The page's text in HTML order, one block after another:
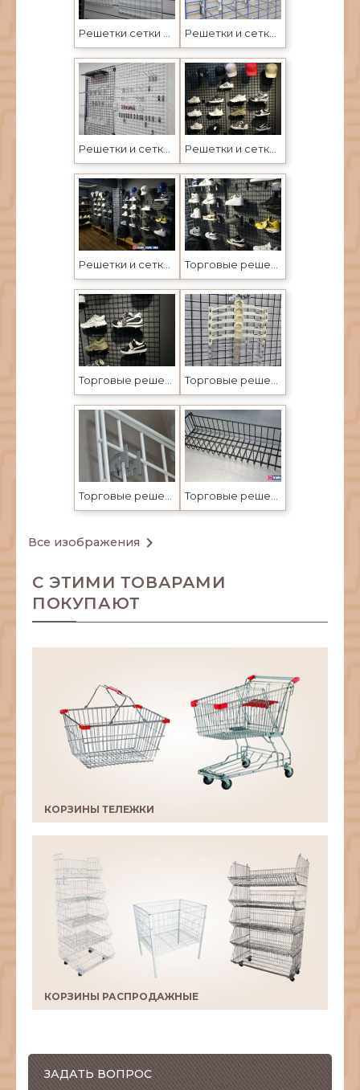
Решетки сетки и крючки настенные- торговое оборудование в Усть-Каменогорске и Семеее Решетки и сетки, торговое настенное оборудование в Усть-Каменогорске
Решетки и сетки настенные- торговое оборудование в Усть-Каменогорске и Семеее Решетки и сетки, торговое настенное оборудование в Усть-Каменогорске
Решетки и сетки с крючками, торговое настенное оборудование в Усть-Каменогорске Торговые решетки и сетки в Усть-Каменогорске
Торговые решетки и сетки в Усть-Каменогорске Торговые решетки и сетки в Усть-Каменогорске
Торговые решетки и сетки в Усть-Каменогорске Торговые решетки и сетки в Усть-Каменогорске
Все изображения 
С ЭТИМИ ТОВАРАМИ
ПОКУПАЮТ
КОРЗИНЫ ТЕЛЕЖКИ
КОРЗИНЫ РАСПРОДАЖНЫЕ
ЗАДАТЬ ВОПРОС